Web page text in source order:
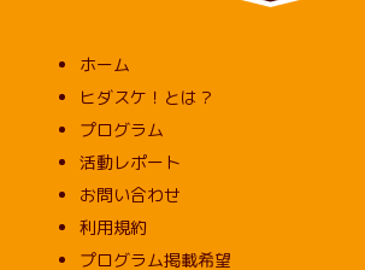
ホーム
ヒダスケ！とは？
プログラム
活動レポート
お問い合わせ
利用規約
プログラム掲載希望